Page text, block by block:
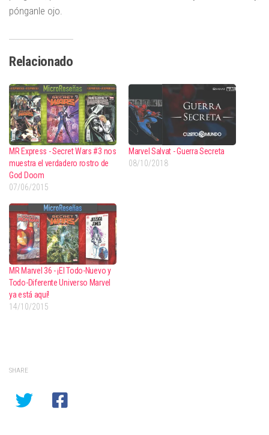
pónganle ojo.
Relacionado
MR Express - Secret Wars #3 nos
muestra el verdadero rostro de
God Doom
07/06/2015
Marvel Salvat - Guerra Secreta
08/10/2018
MR Marvel 36 - ¡El Todo-Nuevo y
Todo-Diferente Universo Marvel
ya está aquí!
14/10/2015
SHARE